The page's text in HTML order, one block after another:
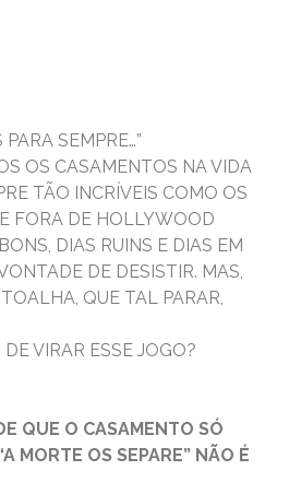
SEMPRE…”
OS CASAMENTOS NA VIDA
TÃO INCRÍVEIS COMO OS
FORA DE HOLLYWOOD
DIAS RUINS E DIAS EM
DE DESISTIR. MAS,
QUE TAL PARAR,
VIRAR ESSE JOGO?
QUE O CASAMENTO SÓ
MORTE OS SEPARE” NÃO É